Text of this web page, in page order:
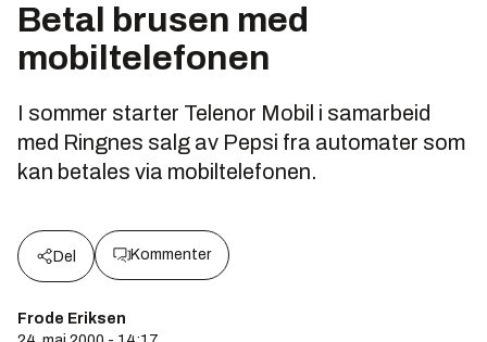
Betal brusen med
mobiltelefonen
I sommer starter Telenor Mobil i samarbeid
med Ringnes salg av Pepsi fra automater som
kan betales via mobiltelefonen.
Del Kommenter
Frode Eriksen